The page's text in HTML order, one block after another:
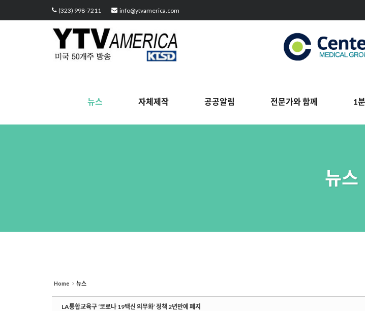
(323) 998-7211 info@ytvamerica.com
뉴스 자체제작 공공알림 전문가와 함께 1
뉴스
Home 뉴스
LA통합교육구 ‘코로나 19백신 의무화’ 정책 2년만에 폐지